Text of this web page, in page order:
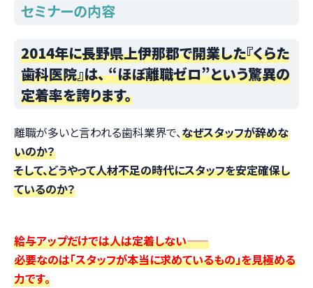
セミナーの内容
2014年に長野県上伊那郡で開業した『くらた
歯科医院』は、 “ほぼ離職ゼロ”という驚異の
定着率を誇ります。
離職が多いと言われる歯科業界で、なぜスタッフが辞めな
いのか？
そして、どうやって人材不足の時代にスタッフを安定確保し
ているのか？
給与アップだけでは人は定着しない——
必要なのは「スタッフが本当に求めているもの」を見極める
力です。